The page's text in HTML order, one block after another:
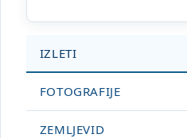
IZLETI
FOTOGRAFIJE
ZEMLJEVID